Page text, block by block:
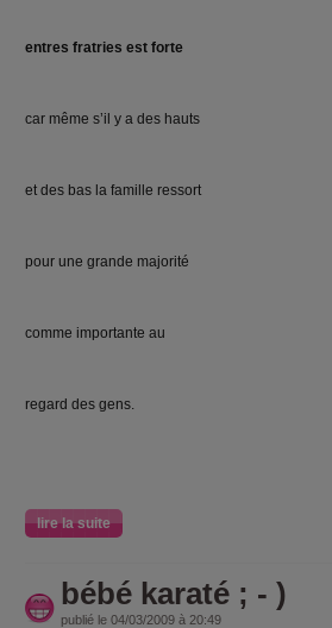
entres fratries est forte
car même s’il y a des hauts
et des bas la famille ressort
pour une grande majorité
comme importante au
regard des gens.
lire la suite
bébé karaté ; - )
publié le 04/03/2009 à 20:49